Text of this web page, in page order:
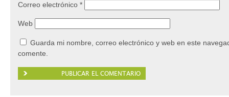
Correo electrónico *
Web
Guarda mi nombre, correo electrónico y web en este
comente.